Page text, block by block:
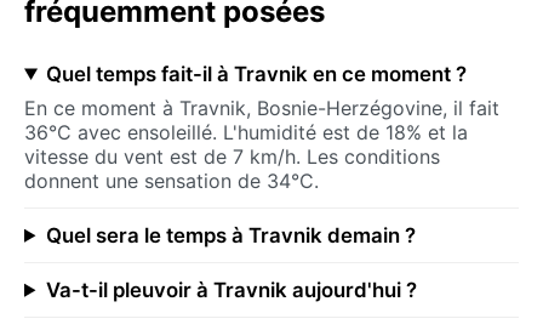
fréquemment posées
Quel temps fait-il à Travnik en ce moment ?
En ce moment à Travnik, Bosnie-Herzégovine, il fait
36°C avec ensoleillé. L'humidité est de 18% et la
vitesse du vent est de 7 km/h. Les conditions
donnent une sensation de 34°C.
Quel sera le temps à Travnik demain ?
Va-t-il pleuvoir à Travnik aujourd'hui ?